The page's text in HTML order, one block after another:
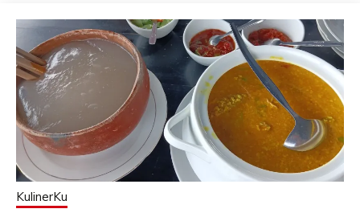
KulinerKu